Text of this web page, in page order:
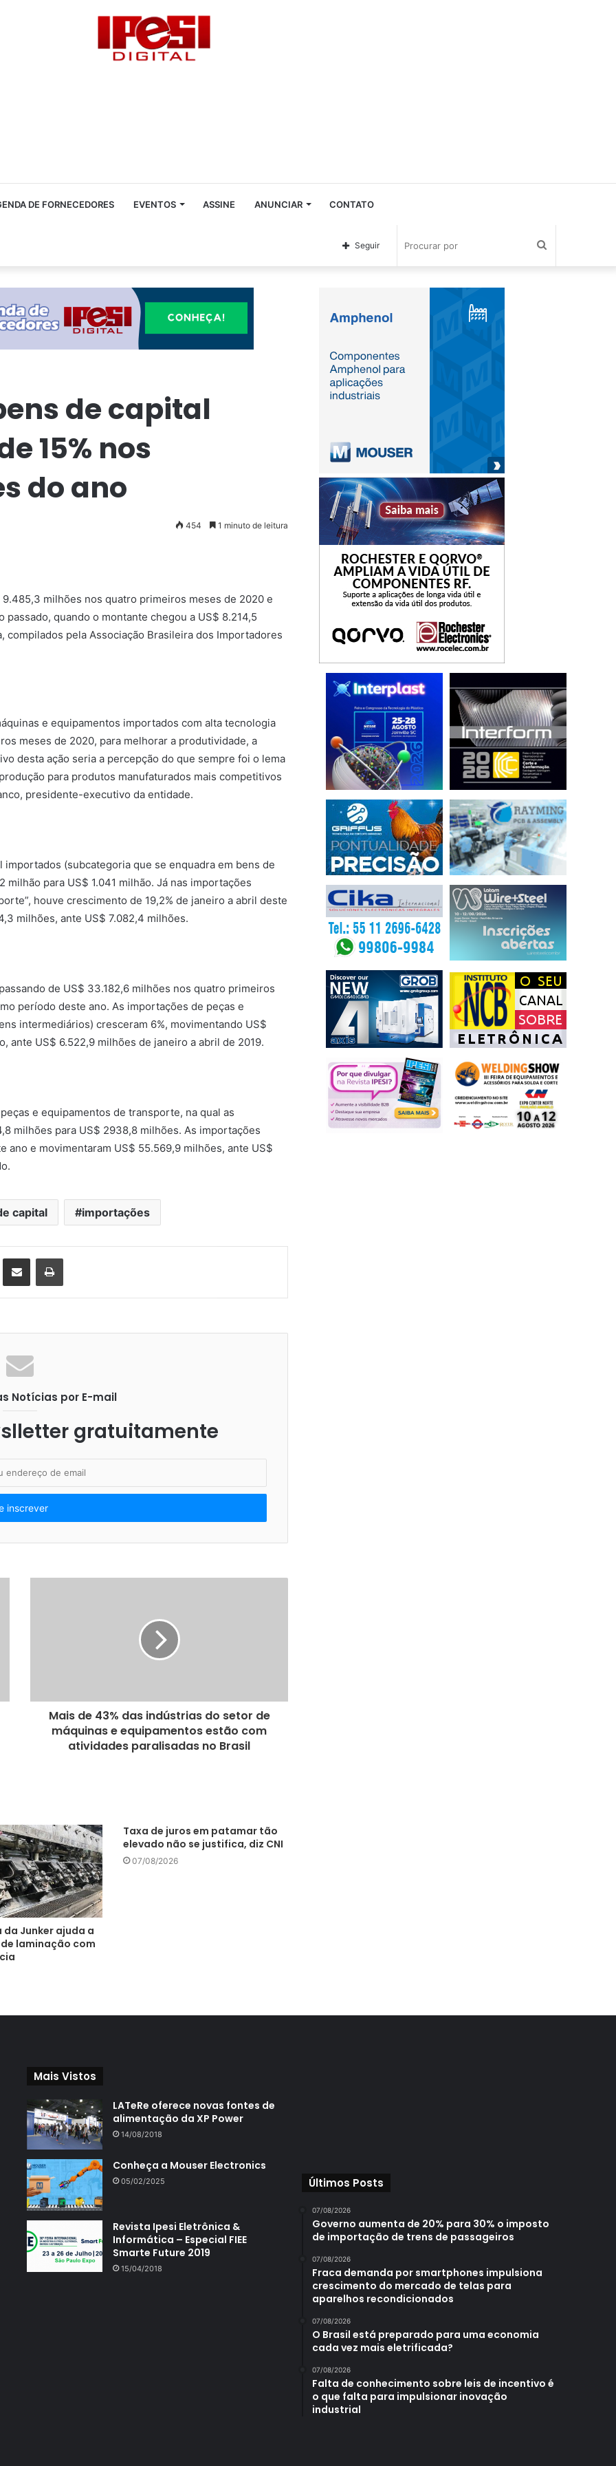
DE FORNECEDORES EVENTOS ASSINE ANUNCIAR CONTATO
Seguir
de capital
15% nos
do ano
454 1 minuto de leitura
milhões nos quatro primeiros meses de 2020 e
quando o montante chegou a US$ 8.214,5
pela Associação Brasileira dos Importadores
e equipamentos importados com alta tecnologia
meses de 2020, para melhorar a produtividade, a
desta ação seria a percepção do que sempre foi o lema
para produtos manufaturados mais competitivos
presidente-executivo da entidade.
(subcategoria que se enquadra em bens de
milhão para US$ 1.041 milhão. Já nas importações
houve crescimento de 19,2% de janeiro a abril deste
milhões, ante US$ 7.082,4 milhões.
de US$ 33.182,6 milhões nos quatro primeiros
período deste ano. As importações de peças e
intermediários) cresceram 6%, movimentando US$
ante US$ 6.522,9 milhões de janeiro a abril de 2019.
e equipamentos de transporte, na qual as
milhões para US$ 2938,8 milhões. As importações
ano e movimentaram US$ 55.569,9 milhões, ante US$
capital importações
Notícias por E-mail
gratuitamente
Mais de 43% das indústrias do setor de
máquinas e equipamentos estão com
atividades paralisadas no Brasil
Junker ajuda a
laminação com
Taxa de juros em patamar tão
elevado não se justifica, diz CNI
07/08/2026
Mais Vistos
LATeRe oferece novas fontes de
alimentação da XP Power
14/08/2018
Conheça a Mouser Electronics
05/02/2025
Revista Ipesi Eletrônica &
Informática – Especial FIEE
Smarte Future 2019
15/04/2018
Últimos Posts
07/08/2026
Governo aumenta de 20% para 30% o imposto
de importação de trens de passageiros
07/08/2026
Fraca demanda por smartphones impulsiona
crescimento do mercado de telas para
aparelhos recondicionados
07/08/2026
O Brasil está preparado para uma economia
cada vez mais eletrificada?
07/08/2026
Falta de conhecimento sobre leis de incentivo é
o que falta para impulsionar inovação
industrial